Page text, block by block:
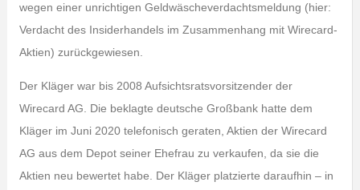
wegen einer unrichtigen Geldwäscheverdachtsmeldung (hier:
Verdacht des Insiderhandels im Zusammenhang mit Wirecard-
Aktien) zurückgewiesen.
Der Kläger war bis 2008 Aufsichtsratsvorsitzender der
Wirecard AG. Die beklagte deutsche Großbank hatte dem
Kläger im Juni 2020 telefonisch geraten, Aktien der Wirecard
AG aus dem Depot seiner Ehefrau zu verkaufen, da sie die
Aktien neu bewertet habe. Der Kläger platzierte daraufhin – in